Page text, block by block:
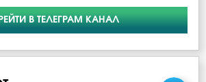
В ТЕЛЕГРАМ КАНАЛ